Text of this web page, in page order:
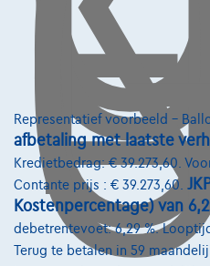
Representatief voorbeeld –
afbetaling met laatste
Kredietbedrag: € 39.273,60.
Contante prijs : € 39.273,60.
Kostenpercentage) van
debetrentevoet: 6,29 %.
Terug te betalen in 59